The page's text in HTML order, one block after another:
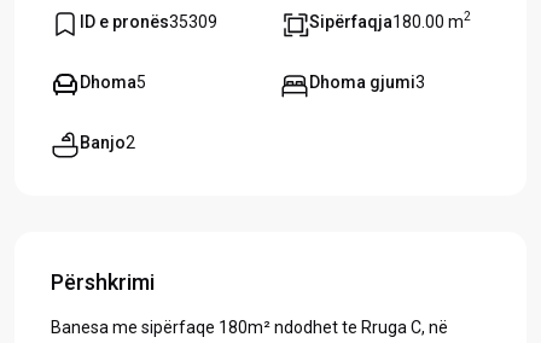
ID e pronës35309 Sipërfaqja180.00 m2
Dhoma5 Dhoma gjumi3
Banjo2
Përshkrimi
Banesa me sipërfaqe 180m² ndodhet te Rruga C, në